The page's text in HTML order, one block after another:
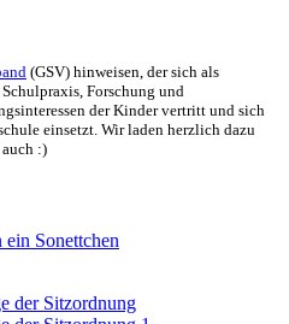
(GSV) hinweisen, der sich als
Forschung und
der Kinder vertritt und sich
einsetzt. Wir laden herzlich dazu
:)
Sonettchen
der Sitzordnung